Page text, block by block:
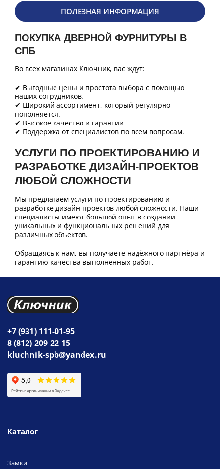
ПОЛЕЗНАЯ ИНФОРМАЦИЯ
ПОКУПКА ДВЕРНОЙ ФУРНИТУРЫ В
СПБ
Во всех магазинах Ключник, вас ждут:
✔ Выгодные цены и простота выбора с помощью
наших сотрудников.
✔ Широкий ассортимент, который регулярно
пополняется.
✔ Высокое качество и гарантии
✔ Поддержка от специалистов по всем вопросам.
УСЛУГИ ПО ПРОЕКТИРОВАНИЮ И
РАЗРАБОТКЕ ДИЗАЙН-ПРОЕКТОВ
ЛЮБОЙ СЛОЖНОСТИ
Мы предлагаем услуги по проектированию и
разработке дизайн-проектов любой сложности. Наши
специалисты имеют большой опыт в создании
уникальных и функциональных решений для
различных объектов.
Обращаясь к нам, вы получаете надёжного партнёра и
гарантию качества выполненных работ.
+7 (931) 111-01-95
8 (812) 209-22-15
kluchnik-spb@yandex.ru
Каталог
Замки